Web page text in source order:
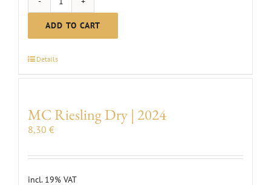
MC
Sauvignon
Blanc
quantity
ADD TO CART
Details
MC Riesling Dry | 2024
8,30 €
incl. 19% VAT